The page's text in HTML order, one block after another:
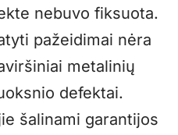
nebuvo fiksuota.
pažeidimai nėra
metalinių
defektai.
šalinami garantijos